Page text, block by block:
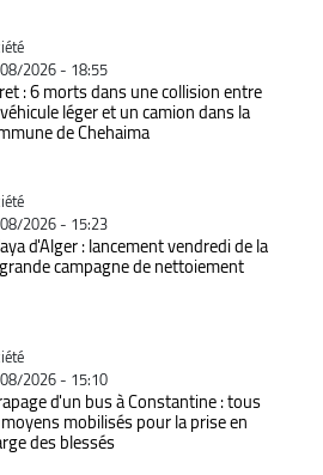
2026 - 18:55
: 6 morts dans une collision entre
léger et un camion dans la
de Chehaima
2026 - 15:23
d'Alger : lancement vendredi de la
campagne de nettoiement
2026 - 15:10
d'un bus à Constantine : tous
mobilisés pour la prise en
des blessés